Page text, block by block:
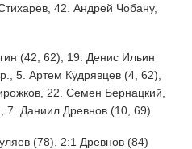
42. Андрей Чобану,
(42, 62), 19. Денис Ильин
5. Артем Кудрявцев (4, 62),
22. Семен Бернацкий,
7. Даниил Древнов (10, 69).
(78), 2:1 Древнов (84)